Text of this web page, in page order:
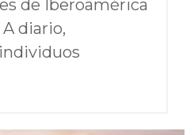
de Iberoamérica
diario,